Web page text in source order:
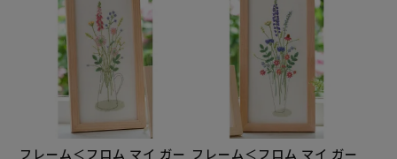
フレーム＜フロム マイ ガー フレーム＜フロム マイ ガー